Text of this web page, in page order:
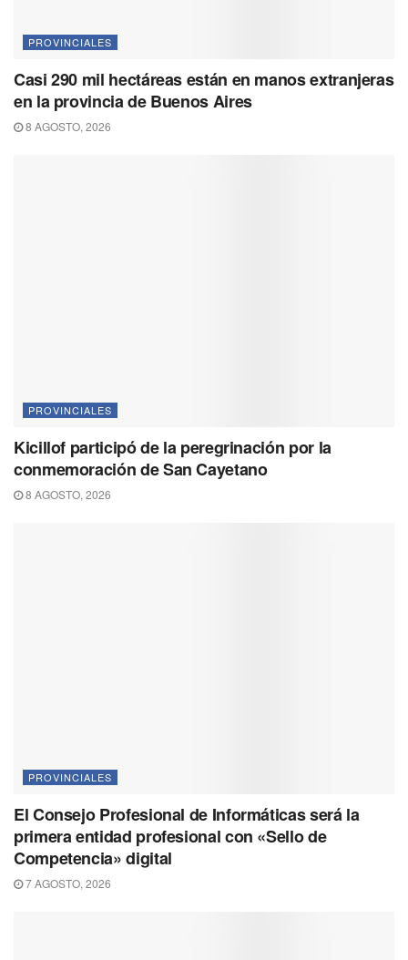
PROVINCIALES
Casi 290 mil hectáreas están en manos extranjeras
en la provincia de Buenos Aires
8 AGOSTO, 2026
PROVINCIALES
Kicillof participó de la peregrinación por la
conmemoración de San Cayetano
8 AGOSTO, 2026
PROVINCIALES
El Consejo Profesional de Informáticas será la
primera entidad profesional con «Sello de
Competencia» digital
7 AGOSTO, 2026